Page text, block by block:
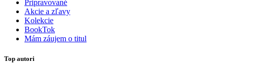
Pripravované
Akcie a zľavy
Kolekcie
BookTok
Mám záujem o titul
Top autori